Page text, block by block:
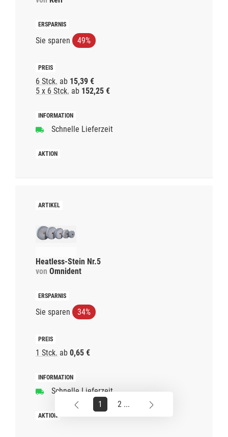
Sie sparen 49%
6 Stck. ab 15,39 €
5 x 6 Stck. ab 152,25 €
Schnelle Lieferzeit
Heatless-Stein Nr.5
von Omnident
Sie sparen 34%
1 Stck. ab 0,65 €
Schnelle Lieferzeit
1
2 ...